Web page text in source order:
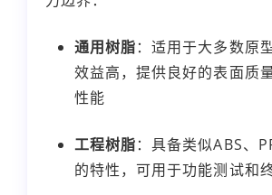
通用树脂：适用于大多数原
效益高，提供良好的表面质
性能
工程树脂：具备类似ABS、
的特性，可用于功能测试和